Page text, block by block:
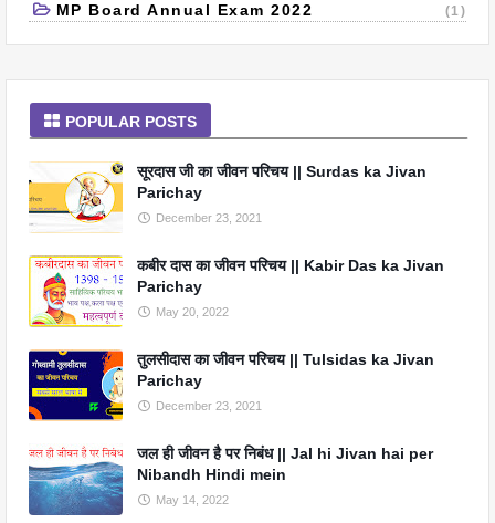
MP Board Annual Exam 2022 (1)
POPULAR POSTS
सूरदास जी का जीवन परिचय || Surdas ka Jivan
Parichay
December 23, 2021
कबीर दास का जीवन परिचय || Kabir Das ka Jivan
Parichay
May 20, 2022
तुलसीदास का जीवन परिचय || Tulsidas ka Jivan
Parichay
December 23, 2021
जल ही जीवन है पर निबंध || Jal hi Jivan hai per
Nibandh Hindi mein
May 14, 2022